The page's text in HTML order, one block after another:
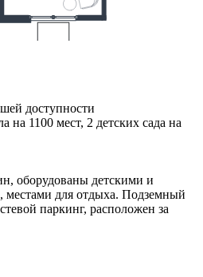
доступности
на 1100 мест, 2 детских сада на
оборудованы детскими и
для отдыха. Подземный
паркинг, расположен за